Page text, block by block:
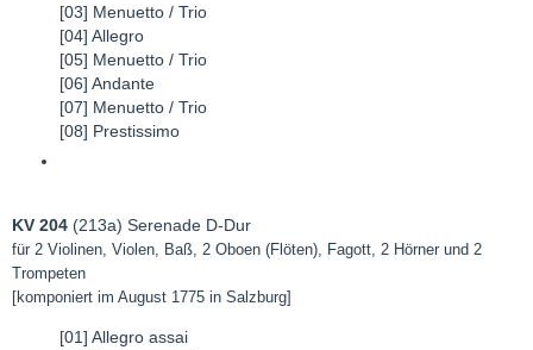
[03] Menuetto / Trio
[04] Allegro
[05] Menuetto / Trio
[06] Andante
[07] Menuetto / Trio
[08] Prestissimo
KV 204 (213a) Serenade D-Dur
für 2 Violinen, Violen, Baß, 2 Oboen (Flöten), Fagott, 2 Hörner und 2
Trompeten
[komponiert im August 1775 in Salzburg]
[01] Allegro assai